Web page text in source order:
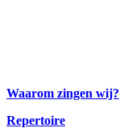
Waarom zingen wij?
Repertoire